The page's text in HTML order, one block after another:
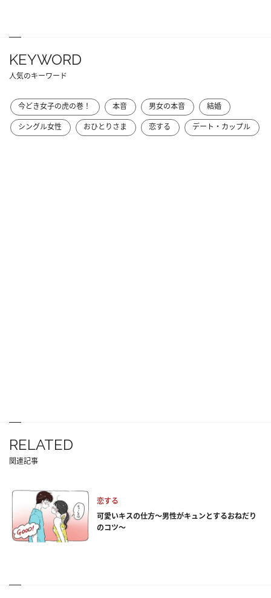
KEYWORD
人気のキーワード
今どき女子の虎の巻！ 本音 男女の本音
結婚
シングル女性
おひとりさま 恋する デート・カップル
RELATED
関連記事
恋する
可愛いキスの仕方～男性がキュンとするおねだり
のコツ～